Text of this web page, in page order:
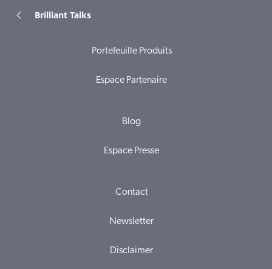
Brilliant Talks
Portefeuille Produits
Espace Partenaire
Blog
Espace Presse
Contact
Newsletter
Disclaimer